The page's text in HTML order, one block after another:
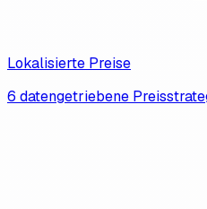
Lokalisierte Preise
6 datengetriebene